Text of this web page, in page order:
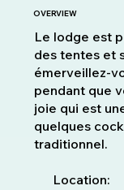
OVERVIEW
Le lodge est
des tentes et
émerveillez-
pendant que
joie qui est
quelques
traditionnel.
Location: